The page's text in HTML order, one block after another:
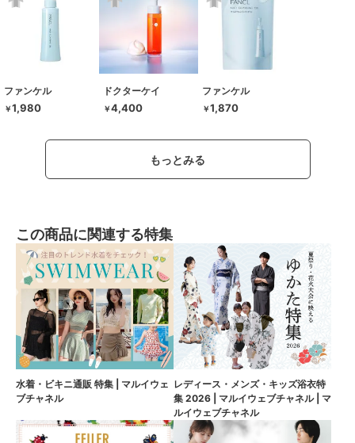
ファンケル
￥1,980
ドクターケイ
￥4,400
ファンケル
￥1,870
もっとみる
この商品に関連する特集
水着・ビキニ通販 特集 | マルイウェ
ブチャネル
レディース・メンズ・キッズ浴衣特
集 2026 | マルイウェブチャネル | マ
ルイウェブチャネル